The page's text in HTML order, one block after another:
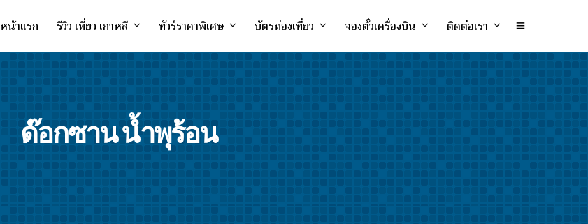
หน้าแรก รีวิว เที่ยว เกาหลี ทัวร์ราคาพิเศษ บัตรท่องเที่ยว จองตั๋วเครื่องบิน ติดต่อเรา
ด๊อกซาน น้ำพุร้อน